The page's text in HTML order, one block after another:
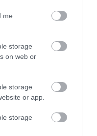
me
storage
on web or
storage
or app.
storage
αποτυχημένη
πανικό στο
– την οποία ο
τη
στις τράπεζες